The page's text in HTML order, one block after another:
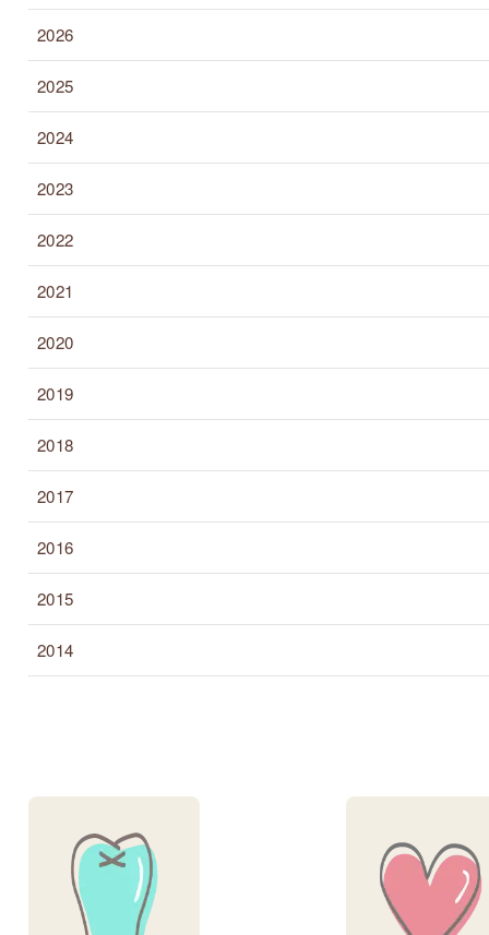
2026
2025
2024
2023
2022
2021
2020
2019
2018
2017
2016
2015
2014